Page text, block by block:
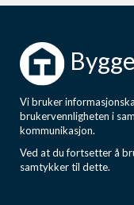
Vi bruker
brukervennligheten i
kommunikasjon.
Ved at du fortsetter å
samtykker til dette.